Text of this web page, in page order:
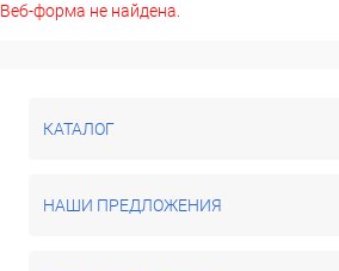
Веб-форма не найдена.
КАТАЛОГ
НАШИ ПРЕДЛОЖЕНИЯ